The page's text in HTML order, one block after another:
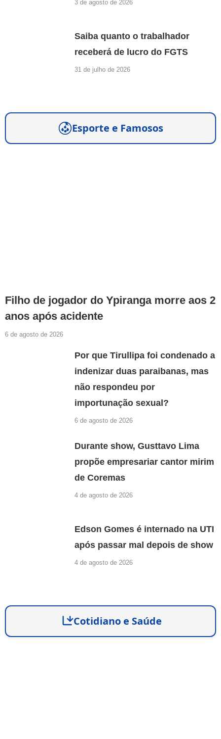
3 de agosto de 2026
Saiba quanto o trabalhador
receberá de lucro do FGTS
31 de julho de 2026
Esporte e Famosos
Filho de jogador do Ypiranga morre aos 2
anos após acidente
6 de agosto de 2026
Por que Tirullipa foi condenado a
indenizar duas paraibanas, mas
não respondeu por
importunação sexual?
6 de agosto de 2026
Durante show, Gusttavo Lima
propõe empresariar cantor mirim
de Coremas
4 de agosto de 2026
Edson Gomes é internado na UTI
após passar mal depois de show
4 de agosto de 2026
Cotidiano e Saúde